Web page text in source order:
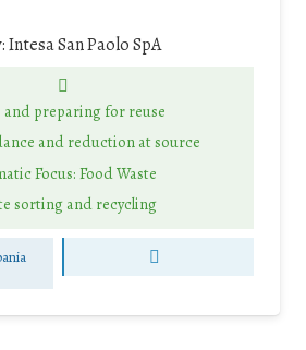
Intesa San Paolo SpA
and preparing for reuse
and reduction at source
Focus: Food Waste
sorting and recycling